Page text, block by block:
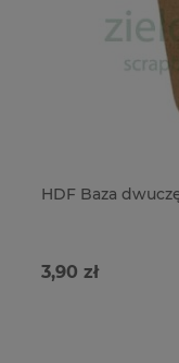
HDF Baza
3,90 zł